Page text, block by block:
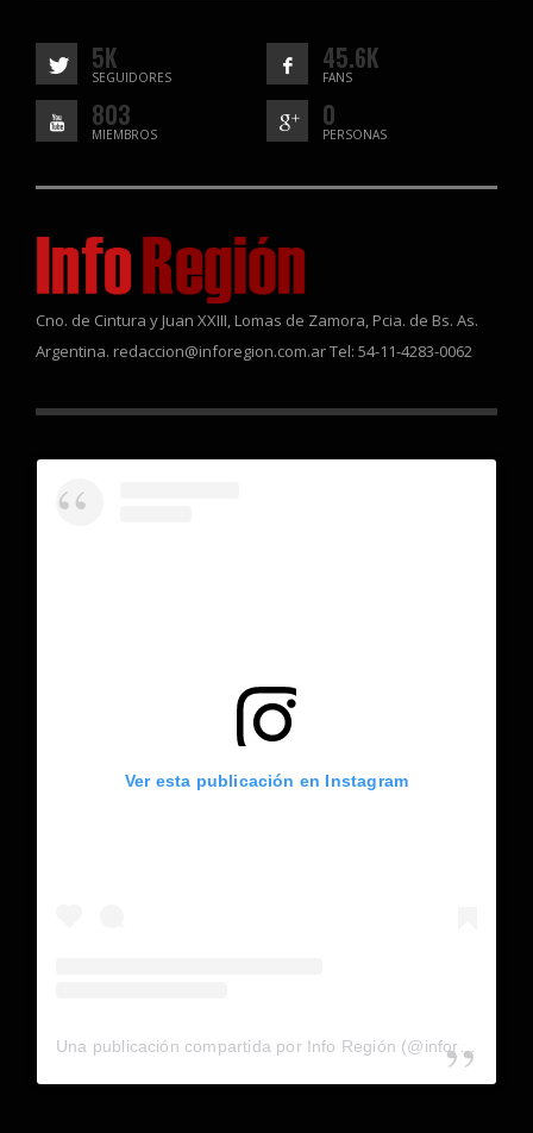
5K
SEGUIDORES
45.6K
FANS
803
MIEMBROS
0
PERSONAS
Cno. de Cintura y Juan XXIII, Lomas de Zamora, Pcia. de Bs. As.
Argentina. redaccion@inforegion.com.ar Tel: 54-11-4283-0062
Ver esta publicación en Instagram